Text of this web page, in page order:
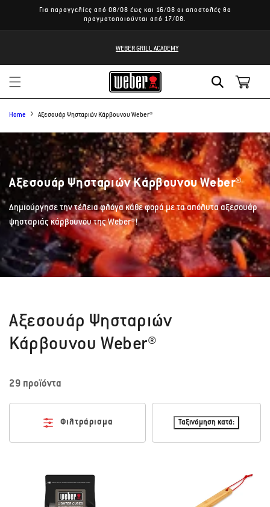
Για παραγγελίες από 08/08 έως και 16/08 οι αποστολές θα
πραγματοποιούνται από 17/08.
WEBER GRILL ACADEMY
Καλάθι
Home Αξεσουάρ Ψησταριών Κάρβουνου Weber®
Συλλογή:
Αξεσουάρ Ψησταριών Κάρβουνου Weber®
Δημιούργησε την τέλεια φλόγα κάθε φορά με τα απόλυτα αξεσουάρ
ψησταριάς κάρβουνου της Weber®!
Αξεσουάρ Ψησταριών
Κάρβουνου Weber®
29 προϊόντα
Φιλτράρισμα Ταξινόμηση κατά: